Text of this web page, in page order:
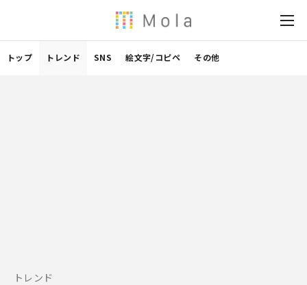
トップ トレンド SNS 絵文字/コピペ その他
トレンド